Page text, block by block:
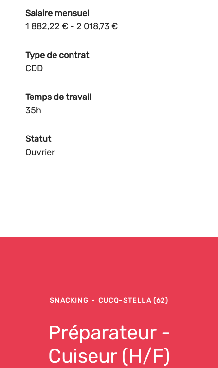
Salaire mensuel
1 882,22 € - 2 018,73 €
Type de contrat
CDD
Temps de travail
35h
Statut
Ouvrier
SNACKING · CUCQ-STELLA (62)
Préparateur -
Cuiseur (H/F)